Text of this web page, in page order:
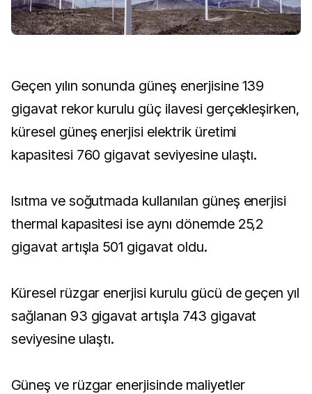
Geçen yılın sonunda güneş enerjisine 139
gigavat rekor kurulu güç ilavesi gerçekleşirken,
küresel güneş enerjisi elektrik üretimi
kapasitesi 760 gigavat seviyesine ulaştı.
Isıtma ve soğutmada kullanılan güneş enerjisi
thermal kapasitesi ise aynı dönemde 25,2
gigavat artışla 501 gigavat oldu.
Küresel rüzgar enerjisi kurulu gücü de geçen yıl
sağlanan 93 gigavat artışla 743 gigavat
seviyesine ulaştı.
Güneş ve rüzgar enerjisinde maliyetler